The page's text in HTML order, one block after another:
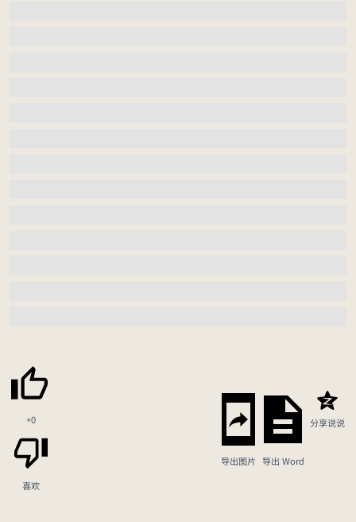
+0
喜欢
导出图片 导出 Word
分享说说